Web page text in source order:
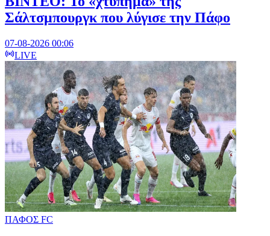
Σάλτσμπουργκ που λύγισε την Πάφο
07-08-2026 00:06
LIVE
ΠΑΦΟΣ FC